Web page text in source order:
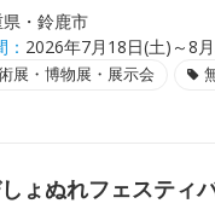
・鈴鹿市
2026年7月18日(土)～8
展・博物展・展示会
ょぬれフェスティ